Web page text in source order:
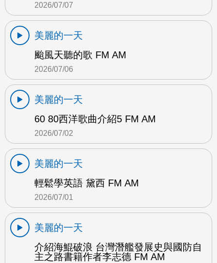
2026/07/07
美麗的一天
颱風天聽的歌 FM AM
2026/07/06
美麗的一天
60 80西洋歌曲介紹5 FM AM
2026/07/02
美麗的一天
輕鬆學英語 黛西 FM AM
2026/07/01
美麗的一天
介紹海鯤破浪 台灣潛艦發展史與國防自
主之路書籍作者李志德 FM AM